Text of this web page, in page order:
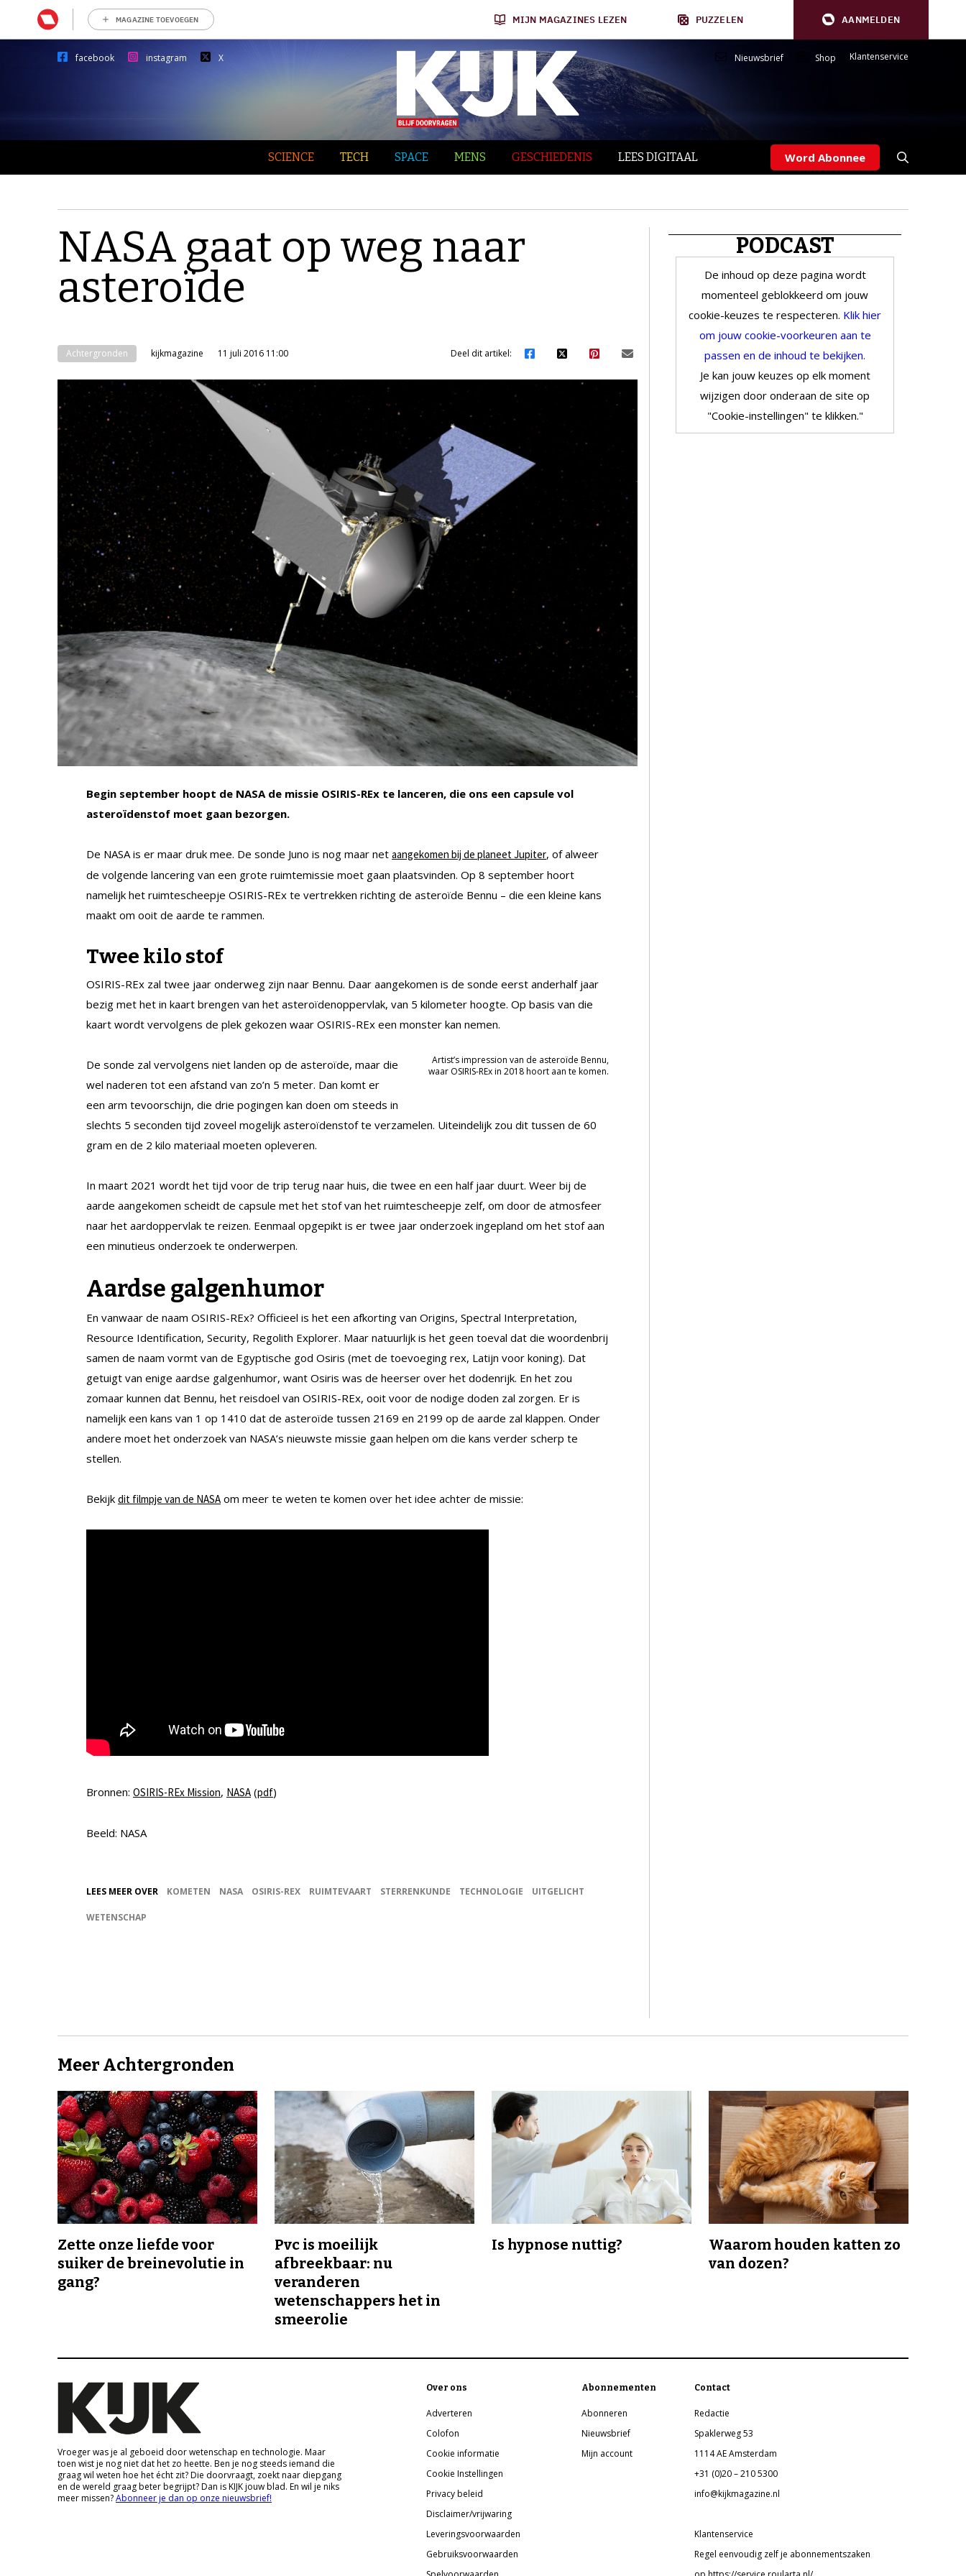
MAGAZINE TOEVOEGEN MIJN MAGAZINES LEZEN PUZZELEN AANMELDEN
facebook instagram X Nieuwsbrief Shop Klantenservice
SCIENCE TECH SPACE MENS GESCHIEDENIS LEES DIGITAAL Word Abonnee
NASA gaat op weg naar
asteroïde
Achtergronden kijkmagazine 11 juli 2016 11:00 Deel dit artikel:
Begin september hoopt de NASA de missie OSIRIS-REx te lanceren, die ons een capsule vol
asteroïdenstof moet gaan bezorgen.
De NASA is er maar druk mee. De sonde Juno is nog maar net aangekomen bij de planeet Jupiter, of alweer
de volgende lancering van een grote ruimtemissie moet gaan plaatsvinden. Op 8 september hoort
namelijk het ruimtescheepje OSIRIS-REx te vertrekken richting de asteroïde Bennu – die een kleine kans
maakt om ooit de aarde te rammen.
Twee kilo stof
OSIRIS-REx zal twee jaar onderweg zijn naar Bennu. Daar aangekomen is de sonde eerst anderhalf jaar
bezig met het in kaart brengen van het asteroïdenoppervlak, van 5 kilometer hoogte. Op basis van die
kaart wordt vervolgens de plek gekozen waar OSIRIS-REx een monster kan nemen.
Artist’s impression van de asteroïde Bennu,
waar OSIRIS-REx in 2018 hoort aan te komen.
De sonde zal vervolgens niet landen op de asteroïde, maar die
wel naderen tot een afstand van zo’n 5 meter. Dan komt er
een arm tevoorschijn, die drie pogingen kan doen om steeds in
slechts 5 seconden tijd zoveel mogelijk asteroïdenstof te verzamelen. Uiteindelijk zou dit tussen de 60
gram en de 2 kilo materiaal moeten opleveren.
In maart 2021 wordt het tijd voor de trip terug naar huis, die twee en een half jaar duurt. Weer bij de
aarde aangekomen scheidt de capsule met het stof van het ruimtescheepje zelf, om door de atmosfeer
naar het aardoppervlak te reizen. Eenmaal opgepikt is er twee jaar onderzoek ingepland om het stof aan
een minutieus onderzoek te onderwerpen.
Aardse galgenhumor
En vanwaar de naam OSIRIS-REx? Officieel is het een afkorting van Origins, Spectral Interpretation,
Resource Identification, Security, Regolith Explorer. Maar natuurlijk is het geen toeval dat die woordenbrij
samen de naam vormt van de Egyptische god Osiris (met de toevoeging rex, Latijn voor koning). Dat
getuigt van enige aardse galgenhumor, want Osiris was de heerser over het dodenrijk. En het zou
zomaar kunnen dat Bennu, het reisdoel van OSIRIS-REx, ooit voor de nodige doden zal zorgen. Er is
namelijk een kans van 1 op 1410 dat de asteroïde tussen 2169 en 2199 op de aarde zal klappen. Onder
andere moet het onderzoek van NASA’s nieuwste missie gaan helpen om die kans verder scherp te
stellen.
Bekijk dit filmpje van de NASA om meer te weten te komen over het idee achter de missie:
Bronnen: OSIRIS-REx Mission, NASA (pdf)
Beeld: NASA
LEES MEER OVER KOMETEN NASA OSIRIS-REX RUIMTEVAART STERRENKUNDE TECHNOLOGIE UITGELICHT
WETENSCHAP
PODCAST
De inhoud op deze pagina wordt
momenteel geblokkeerd om jouw
cookie-keuzes te respecteren. Klik hier
om jouw cookie-voorkeuren aan te
passen en de inhoud te bekijken.
Je kan jouw keuzes op elk moment
wijzigen door onderaan de site op
"Cookie-instellingen" te klikken."
Meer Achtergronden
Zette onze liefde voor
suiker de breinevolutie in
gang?
Pvc is moeilijk
afbreekbaar: nu
veranderen
wetenschappers het in
smeerolie
Is hypnose nuttig?
Waarom houden katten zo
van dozen?
Vroeger was je al geboeid door wetenschap en technologie. Maar
toen wist je nog niet dat het zo heette. Ben je nog steeds iemand die
graag wil weten hoe het écht zit? Die doorvraagt, zoekt naar diepgang
en de wereld graag beter begrijpt? Dan is KIJK jouw blad. En wil je niks
meer missen?Abonneer je dan op onze nieuwsbrief!
Over ons
Adverteren
Colofon
Cookie informatie
Cookie Instellingen
Privacy beleid
Disclaimer/vrijwaring
Leveringsvoorwaarden
Gebruiksvoorwaarden
Abonnementen
Abonneren
Nieuwsbrief
Mijn account
Contact
Redactie
Spaklerweg 53
1114 AE Amsterdam
+31 (0)20 – 210 5300
info@kijkmagazine.nl
Klantenservice
Regel eenvoudig zelf je abonnementszaken